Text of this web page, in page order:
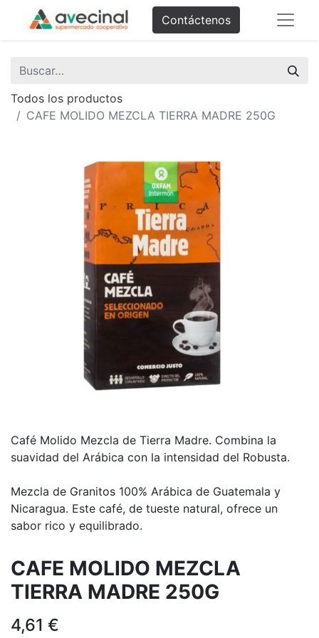
Contáctenos
Todos los productos
CAFE MOLIDO MEZCLA TIERRA MADRE 250G
Café Molido Mezcla de Tierra Madre. Combina la
suavidad del Arábica con la intensidad del Robusta.
Mezcla de Granitos 100% Arábica de Guatemala y
Nicaragua. Este café, de tueste natural, ofrece un
sabor rico y equilibrado.
CAFE MOLIDO MEZCLA
TIERRA MADRE 250G
4,61 €